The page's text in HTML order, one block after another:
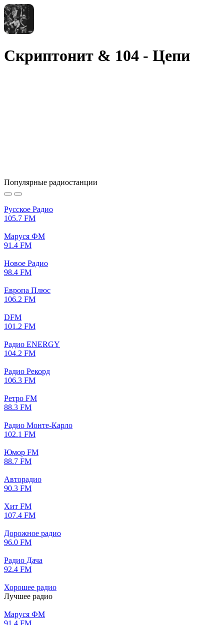
Скриптонит & 104 - Цепи
Популярные радиостанции
Русское Радио
105.7 FM
Маруся ФМ
91.4 FM
Новое Радио
98.4 FM
Европа Плюс
106.2 FM
DFM
101.2 FM
Радио ENERGY
104.2 FM
Радио Рекорд
106.3 FM
Ретро FM
88.3 FM
Радио Монте-Карло
102.1 FM
Юмор FM
88.7 FM
Авторадио
90.3 FM
Хит FM
107.4 FM
Дорожное радио
96.0 FM
Радио Дача
92.4 FM
Хорошее радио
Лучшее радио
Маруся ФМ
91.4 FM